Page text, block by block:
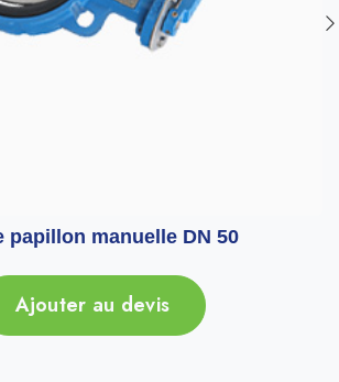
papillon manuelle DN 50
Ajouter au devis